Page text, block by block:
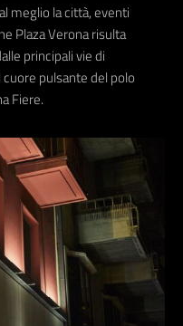
meglio la città, eventi
Plaza Verona risulta
principali vie di
pulsante del polo
Fiere.